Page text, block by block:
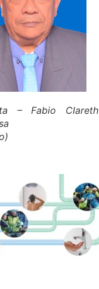
– Fabio Clareth